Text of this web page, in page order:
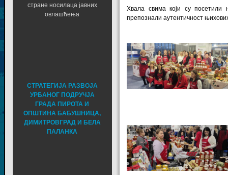
Хвала свима који су
препознали аутентичност
стране носилаца јавних
овлашћења
СТРАТЕГИЈА РАЗВОЈА
УРБАНОГ ПОДРУЧЈА
ГРАДА ПИРОТА И
ОПШТИНА БАБУШНИЦА,
ДИМИТРОВГРАД И БЕЛА
ПАЛАНКА